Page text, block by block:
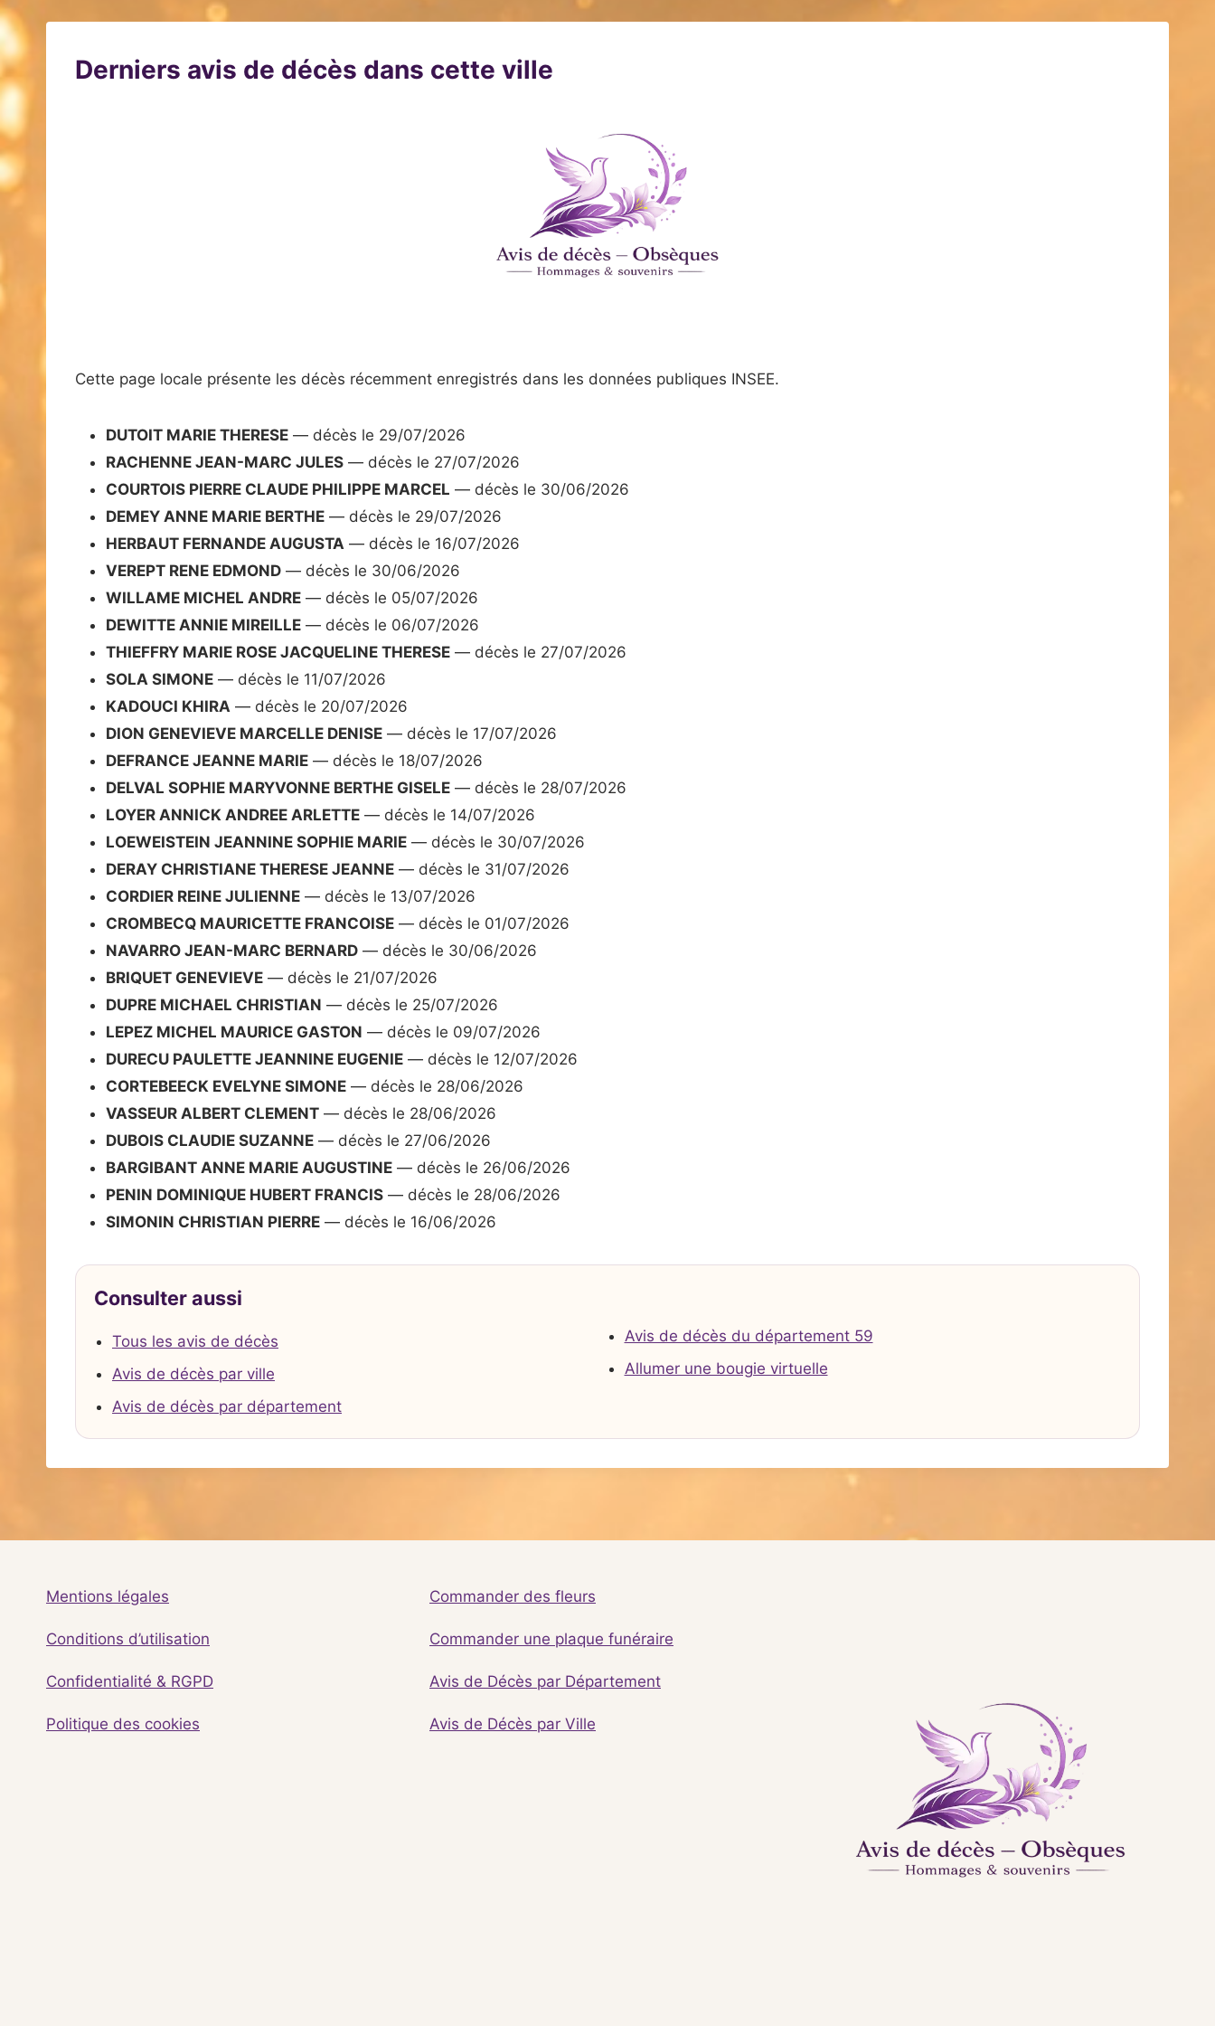
Derniers avis de décès dans cette ville
Cette page locale présente les décès récemment enregistrés dans les données publiques INSEE.
DUTOIT MARIE THERESE — décès le 29/07/2026
RACHENNE JEAN-MARC JULES — décès le 27/07/2026
COURTOIS PIERRE CLAUDE PHILIPPE MARCEL — décès le 30/06/2026
DEMEY ANNE MARIE BERTHE — décès le 29/07/2026
HERBAUT FERNANDE AUGUSTA — décès le 16/07/2026
VEREPT RENE EDMOND — décès le 30/06/2026
WILLAME MICHEL ANDRE — décès le 05/07/2026
DEWITTE ANNIE MIREILLE — décès le 06/07/2026
THIEFFRY MARIE ROSE JACQUELINE THERESE — décès le 27/07/2026
SOLA SIMONE — décès le 11/07/2026
KADOUCI KHIRA — décès le 20/07/2026
DION GENEVIEVE MARCELLE DENISE — décès le 17/07/2026
DEFRANCE JEANNE MARIE — décès le 18/07/2026
DELVAL SOPHIE MARYVONNE BERTHE GISELE — décès le 28/07/2026
LOYER ANNICK ANDREE ARLETTE — décès le 14/07/2026
LOEWEISTEIN JEANNINE SOPHIE MARIE — décès le 30/07/2026
DERAY CHRISTIANE THERESE JEANNE — décès le 31/07/2026
CORDIER REINE JULIENNE — décès le 13/07/2026
CROMBECQ MAURICETTE FRANCOISE — décès le 01/07/2026
NAVARRO JEAN-MARC BERNARD — décès le 30/06/2026
BRIQUET GENEVIEVE — décès le 21/07/2026
DUPRE MICHAEL CHRISTIAN — décès le 25/07/2026
LEPEZ MICHEL MAURICE GASTON — décès le 09/07/2026
DURECU PAULETTE JEANNINE EUGENIE — décès le 12/07/2026
CORTEBEECK EVELYNE SIMONE — décès le 28/06/2026
VASSEUR ALBERT CLEMENT — décès le 28/06/2026
DUBOIS CLAUDIE SUZANNE — décès le 27/06/2026
BARGIBANT ANNE MARIE AUGUSTINE — décès le 26/06/2026
PENIN DOMINIQUE HUBERT FRANCIS — décès le 28/06/2026
SIMONIN CHRISTIAN PIERRE — décès le 16/06/2026
Consulter aussi
Tous les avis de décès
Avis de décès par ville
Avis de décès par département
Avis de décès du département 59
Allumer une bougie virtuelle
Mentions légales
Conditions d’utilisation
Confidentialité & RGPD
Politique des cookies
Commander des fleurs
Commander une plaque funéraire
Avis de Décès par Département
Avis de Décès par Ville